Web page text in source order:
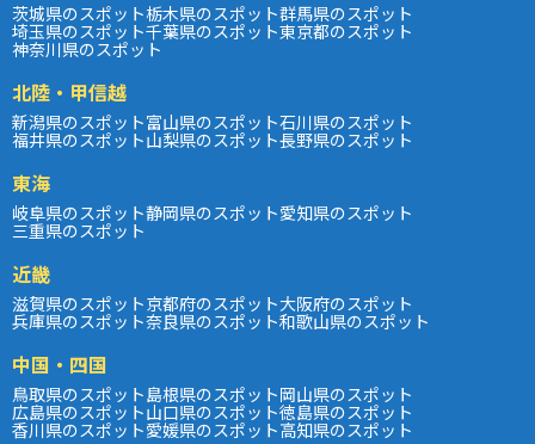
茨城県のスポット栃木県のスポット群馬県のスポット
埼玉県のスポット千葉県のスポット東京都のスポット
神奈川県のスポット
北陸・甲信越
新潟県のスポット富山県のスポット石川県のスポット
福井県のスポット山梨県のスポット長野県のスポット
東海
岐阜県のスポット静岡県のスポット愛知県のスポット
三重県のスポット
近畿
滋賀県のスポット京都府のスポット大阪府のスポット
兵庫県のスポット奈良県のスポット和歌山県のスポット
中国・四国
鳥取県のスポット島根県のスポット岡山県のスポット
広島県のスポット山口県のスポット徳島県のスポット
香川県のスポット愛媛県のスポット高知県のスポット